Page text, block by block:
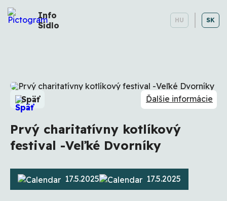
Info
Sídlo
HU SK
Späť Ďalšie informácie
Prvý charitatívny kotlíkový
festival -Veľké Dvorníky
17.5.2025 17.5.2025